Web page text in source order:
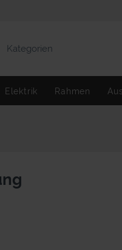
Kategorien
Elektrik Rahmen